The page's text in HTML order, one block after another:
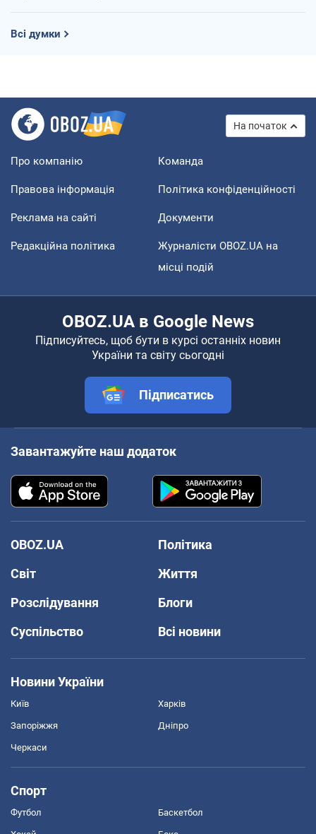
Всі думки
На початок
Про компанію Команда
Правова інформація Політика конфіденційності
Реклама на сайті Документи
Редакційна політика
Журналісти OBOZ.UA на
місці подій
OBOZ.UA в Google News
Підписуйтесь, щоб бути в курсі останніх новин
України та світу сьогодні
Підписатись
Завантажуйте наш додаток
OBOZ.UA
Політика
Світ
Життя
Розслідування
Блоги
Суспільство
Всі новини
Новини України
Київ Харків
Запоріжжя Дніпро
Черкаси
Спорт
Футбол Баскетбол